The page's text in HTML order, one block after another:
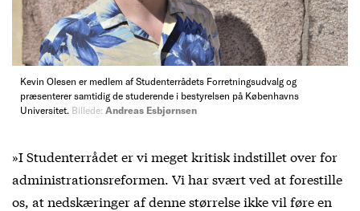
Kevin Olesen er medlem af Studenterrådets Forretningsudvalg og
præsenterer samtidig de studerende i bestyrelsen på Københavns
Universitet. Billede: Andreas Esbjørnsen
»I Studenterrådet er vi meget kritisk indstillet over for
administrationsreformen. Vi har svært ved at forestille
os, at nedskæringer af denne størrelse ikke vil føre en